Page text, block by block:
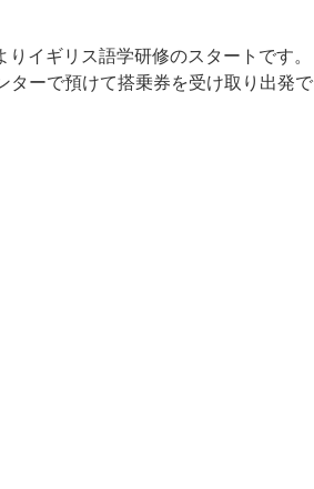
イギリス語学研修のスタートです。
ターで預けて搭乗券を受け取り出発で